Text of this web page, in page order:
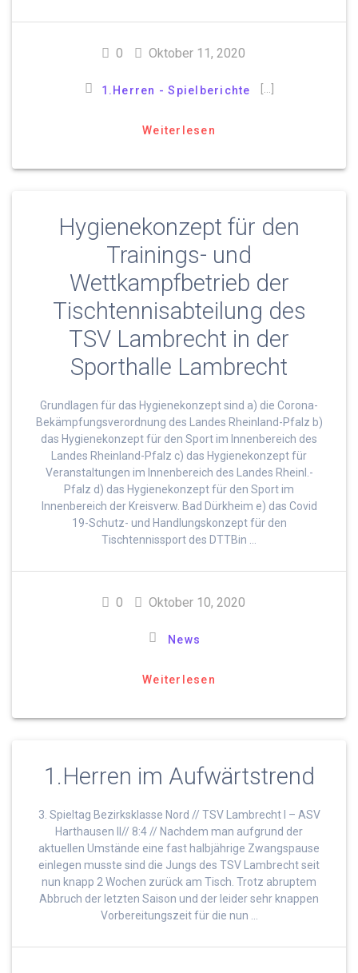
0 Oktober 11, 2020
1.Herren - Spielberichte […]
Weiterlesen
Hygienekonzept für den
Trainings- und
Wettkampfbetrieb der
Tischtennisabteilung des
TSV Lambrecht in der
Sporthalle Lambrecht
Grundlagen für das Hygienekonzept sind a) die Corona-
Bekämpfungsverordnung des Landes Rheinland-Pfalz b)
das Hygienekonzept für den Sport im Innenbereich des
Landes Rheinland-Pfalz c) das Hygienekonzept für
Veranstaltungen im Innenbereich des Landes Rheinl.-
Pfalz d) das Hygienekonzept für den Sport im
Innenbereich der Kreisverw. Bad Dürkheim e) das Covid
19-Schutz- und Handlungskonzept für den
Tischtennissport des DTTBin …
0 Oktober 10, 2020
News
Weiterlesen
1.Herren im Aufwärtstrend
3. Spieltag Bezirksklasse Nord // TSV Lambrecht I – ASV
Harthausen II// 8:4 // Nachdem man aufgrund der
aktuellen Umstände eine fast halbjährige Zwangspause
einlegen musste sind die Jungs des TSV Lambrecht seit
nun knapp 2 Wochen zurück am Tisch. Trotz abruptem
Abbruch der letzten Saison und der leider sehr knappen
Vorbereitungszeit für die nun …